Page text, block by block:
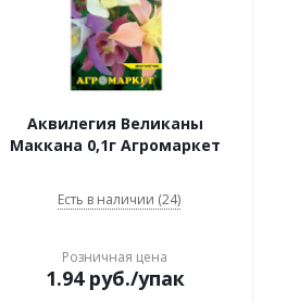
Аквилегия Великаны
Маккана 0,1г Агромаркет
Есть в наличии (24)
Розничная цена
1.94руб./упак